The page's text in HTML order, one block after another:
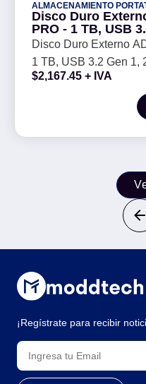
ALMACENAMIENTO
Disco Duro
PRO - 1 TB, USB
pulgadas, Negro
Disco Duro Externo
1 TB, USB 3.2 Gen 1,
Negro
$2,167.45 + IVA
¡Regístrate para recibir